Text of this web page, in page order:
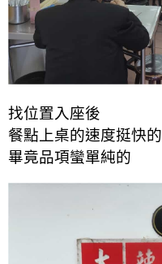
找位置入座後
餐點上桌的速度挺快的
畢竟品項蠻單純的